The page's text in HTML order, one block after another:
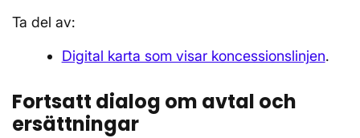
Ta del av:
Digital karta som visar koncessionslinjen.
Fortsatt dialog om avtal och
ersättningar